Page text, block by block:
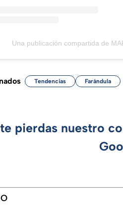
Una publicación compartida de
Tendencias Farándula
te pierdas nuestro